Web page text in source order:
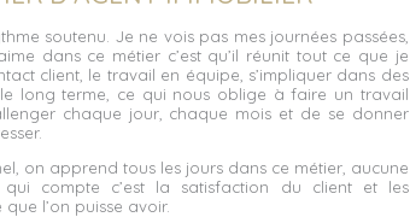
soutenu. Je ne vois pas mes journées passées,
dans ce métier c’est qu’il réunit tout ce que je
client, le travail en équipe, s’impliquer dans des
long terme, ce qui nous oblige à faire un travail
chaque jour, chaque mois et de se donner
on apprend tous les jours dans ce métier, aucune
compte c’est la satisfaction du client et les
l’on puisse avoir.